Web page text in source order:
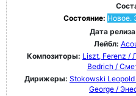
Состояние: Новое.
Дата
Лейбл:
Композиторы: Liszt, Ferenz /
Bedrich /
Дирижеры: Stokowski
George /